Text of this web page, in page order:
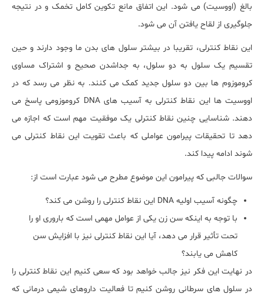
بالغ (اووسیت) می شود. این اتفاق مانع تکوین کامل تخمک و در نتیجه
جلوگیری از لقاح یافتن آن می شود.
این نقاط کنترلی، تقریبا در بیشتر سلول های بدن ما وجود دارند و حین
تقسیم یک سلول به دو سلول، به جداشدن صحیح و اشتراک مساوی
کروموزوم ها بین دو سلول جدید کمک می کنند. به نظر می رسد که در
اووسیت ها این نقاط کنترلی به آسیب های DNA کروموزومی پاسخ می
دهند. شناسایی چنین نقاط کنترلی یک موفقیت مهم است که اجازه می
دهد تا تحقیقات پیرامون عواملی که باعث تقویت این نقاط کنترلی می
شوند ادامه پیدا کند.
سوالات جالبی که پیرامون این موضوع مطرح می شود عبارت است از:
چگونه آسیب اولیه DNA این نقاط کنترلی را روشن می کند؟
با توجه به اینکه سن زن یکی از عوامل مهمی است که باروری او را
تحت تأثیر قرار می دهد، آیا این نقاط کنترلی نیز با افزایش سن
کاهش می یابند؟
در نهایت این فکر نیز جالب خواهد بود که سعی کنیم این نقاط کنترلی را
در سلول های سرطانی روشن کنیم تا فعالیت داروهای شیمی درمانی که